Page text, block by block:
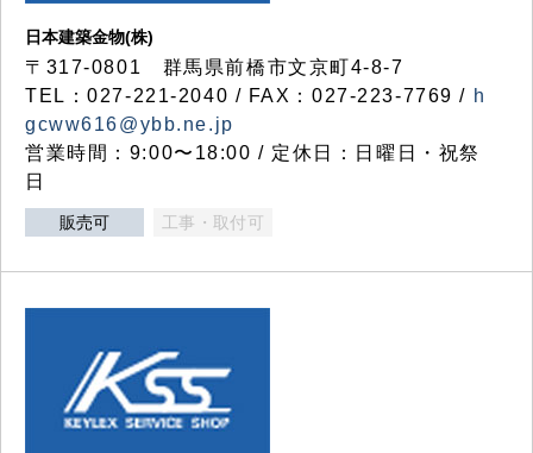
日本建築金物(株)
〒317‐0801 群馬県前橋市文京町4-8-7
TEL：027-221-2040 / FAX：027-223-7769 / h
gcww616@ybb.ne.jp
営業時間：9:00〜18:00 / 定休日：日曜日・祝祭
日
販売可 工事・取付可